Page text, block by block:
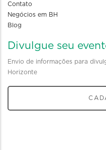
Contato
Negócios em BH
Blog
Divulgue seu
Envio de informações para
Horizonte